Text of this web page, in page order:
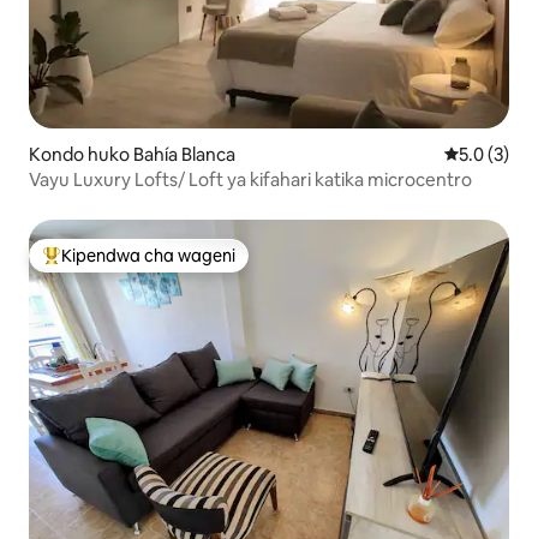
Kondo huko Bahía Blanca Ukadiriaji
5.0 (3)
Vayu Luxury Lofts/ Loft ya kifahari katika microcentro
Kipendwa maarufu cha wageni
Kipendwa cha wageni